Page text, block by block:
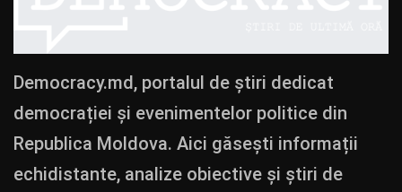
Democracy.md, portalul de știri dedicat
democrației și evenimentelor politice din
Republica Moldova. Aici găsești informații
echidistante, analize obiective și știri de